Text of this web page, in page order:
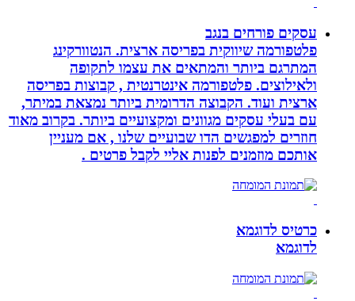
עסקים פורחים בנגב
פלטפורמה שיווקית בפריסה ארצית. הנטוורקינג
המתרגם ביותר והמתאים את עצמו לתקופה
ולאילוצים. פלטפורמה אינטרנטית , קבוצות בפריסה
ארצית ועוד. הקבוצה הדרומית ביותר נמצאת במיתר,
עם בעלי עסקים מגוונים ומקצועיים ביותר. בקרוב מאוד
חוזרים למפגשים הדו שבועיים שלנו , אם מעניין
אותכם מוזמנים לפנות אליי לקבל פרטים .
כרטיס לדוגמא
לדוגמא